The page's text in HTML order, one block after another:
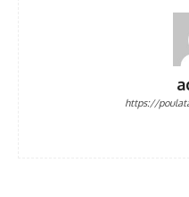
https://